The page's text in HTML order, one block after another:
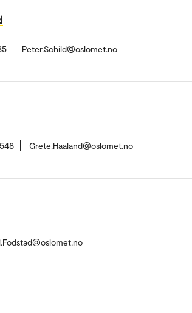
Peter.Schild@oslomet.no
Grete.Haaland@oslomet.no